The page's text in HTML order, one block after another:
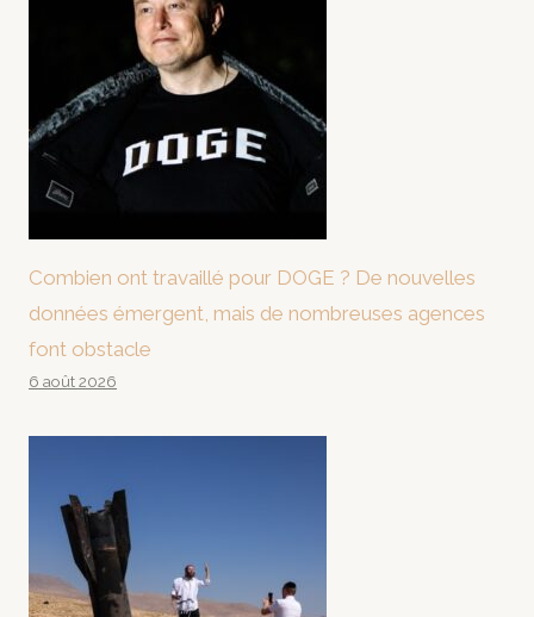
Combien ont travaillé pour DOGE ? De nouvelles
données émergent, mais de nombreuses agences
font obstacle
6 août 2026